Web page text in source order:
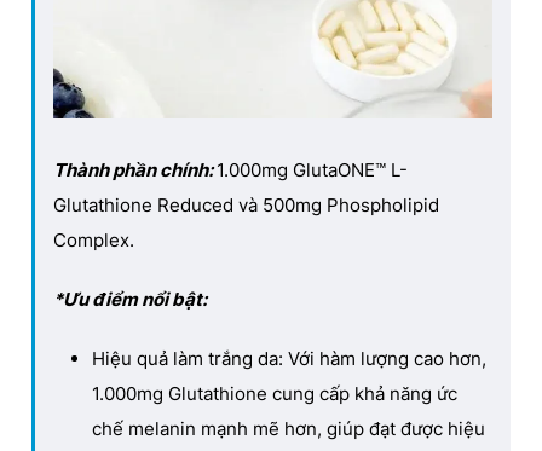
Thành phần chính:1.000mg GlutaONE™ L-
Glutathione Reduced và 500mg Phospholipid
Complex.
*Ưu điểm nổi bật:
Hiệu quả làm trắng da: Với hàm lượng cao hơn,
1.000mg Glutathione cung cấp khả năng ức
chế melanin mạnh mẽ hơn, giúp đạt được hiệu